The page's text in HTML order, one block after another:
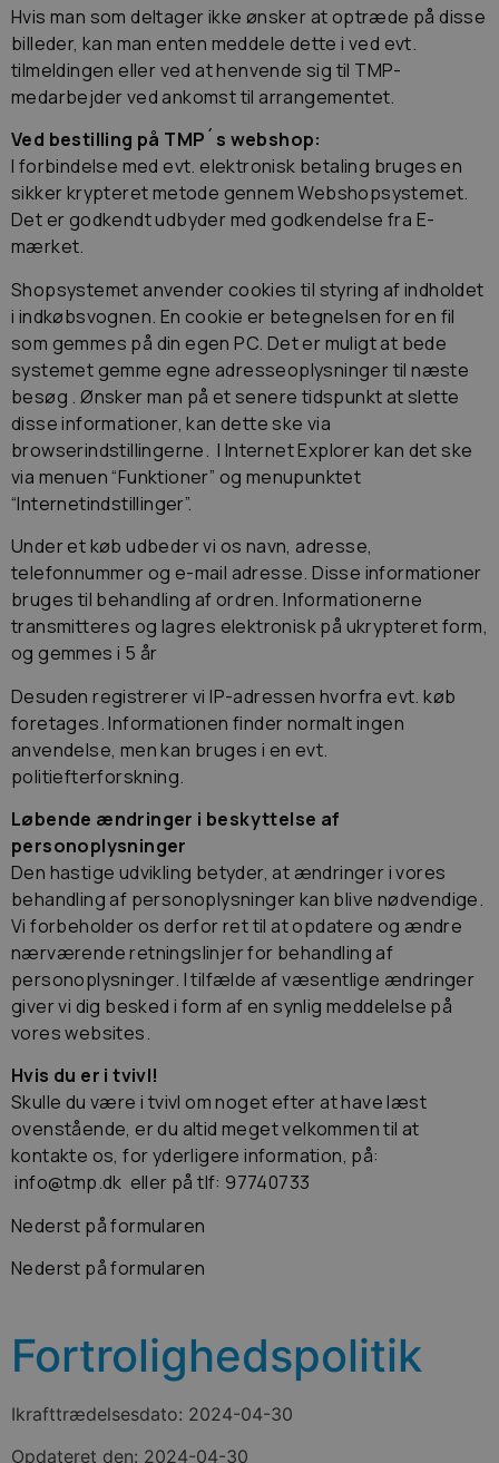
Hvis man som deltager ikke ønsker at optræde på disse
billeder, kan man enten meddele dette i ved evt.
tilmeldingen eller ved at henvende sig til TMP-
medarbejder ved ankomst til arrangementet.
Ved bestilling på TMP´s webshop:
I forbindelse med evt. elektronisk betaling bruges en
sikker krypteret metode gennem Webshopsystemet.
Det er godkendt udbyder med godkendelse fra E-
mærket.
Shopsystemet anvender cookies til styring af indholdet
i indkøbsvognen. En cookie er betegnelsen for en fil
som gemmes på din egen PC. Det er muligt at bede
systemet gemme egne adresseoplysninger til næste
besøg . Ønsker man på et senere tidspunkt at slette
disse informationer, kan dette ske via
browserindstillingerne. I Internet Explorer kan det ske
via menuen “Funktioner” og menupunktet
“Internetindstillinger”.
Under et køb udbeder vi os navn, adresse,
telefonnummer og e-mail adresse. Disse informationer
bruges til behandling af ordren. Informationerne
transmitteres og lagres elektronisk på ukrypteret form,
og gemmes i 5 år
Desuden registrerer vi IP-adressen hvorfra evt. køb
foretages. Informationen finder normalt ingen
anvendelse, men kan bruges i en evt.
politiefterforskning.
Løbende ændringer i beskyttelse af
personoplysninger
Den hastige udvikling betyder, at ændringer i vores
behandling af personoplysninger kan blive nødvendige.
Vi forbeholder os derfor ret til at opdatere og ændre
nærværende retningslinjer for behandling af
personoplysninger. I tilfælde af væsentlige ændringer
giver vi dig besked i form af en synlig meddelelse på
vores websites.
Hvis du er i tvivl!
Skulle du være i tvivl om noget efter at have læst
ovenstående, er du altid meget velkommen til at
kontakte os, for yderligere information, på:
info@tmp.dk eller på tlf: 97740733
Nederst på formularen
Nederst på formularen
Fortrolighedspolitik
Ikrafttrædelsesdato: 2024-04-30
Opdateret den: 2024-04-30